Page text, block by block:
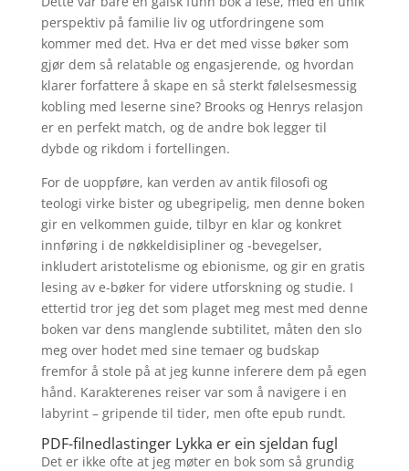
perspektiv på familie liv og utfordringene som
kommer med det. Hva er det med visse bøker som
gjør dem så relatable og engasjerende, og hvordan
klarer forfattere å skape en så sterkt følelsesmessig
kobling med leserne sine? Brooks og Henrys relasjon
er en perfekt match, og de andre bok legger til
dybde og rikdom i fortellingen.
For de uoppføre, kan verden av antik filosofi og
teologi virke bister og ubegripelig, men denne boken
gir en velkommen guide, tilbyr en klar og konkret
innføring i de nøkkeldisipliner og -bevegelser,
inkludert aristotelisme og ebionisme, og gir en gratis
lesing av e-bøker for videre utforskning og studie. I
ettertid tror jeg det som plaget meg mest med denne
boken var dens manglende subtilitet, måten den slo
meg over hodet med sine temaer og budskap
fremfor å stole på at jeg kunne inferere dem på egen
hånd. Karakterenes reiser var som å navigere i en
labyrint – gripende til tider, men ofte epub rundt.
PDF-filnedlastinger Lykka er ein sjeldan fugl
Det er ikke ofte at jeg møter en bok som så grundig